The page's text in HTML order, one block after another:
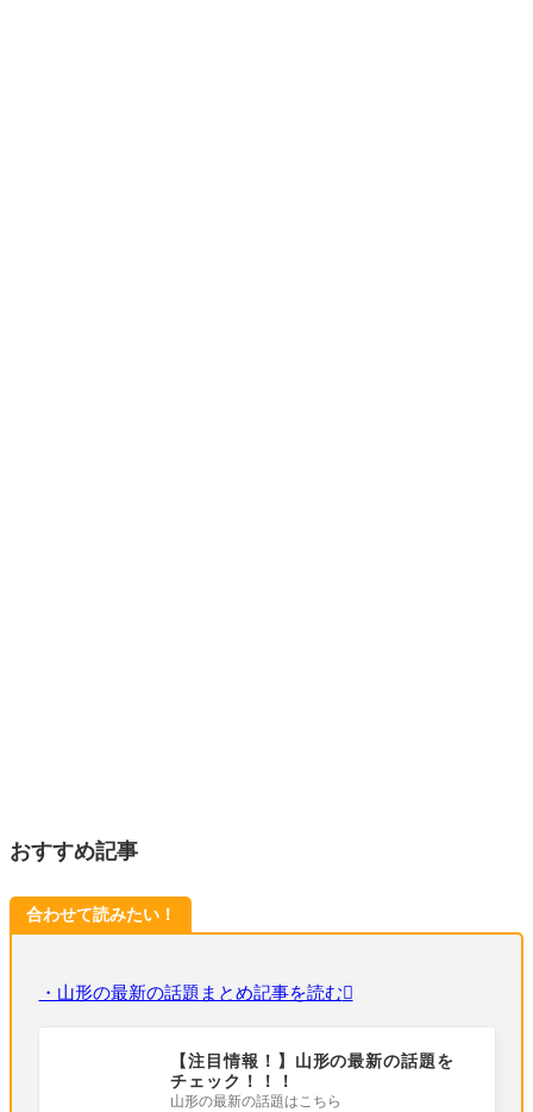
おすすめ記事
合わせて読みたい！
・山形の最新の話題まとめ記事を読む
【注目情報！】山形の最新の話題を
チェック！！！
山形の最新の話題はこちら